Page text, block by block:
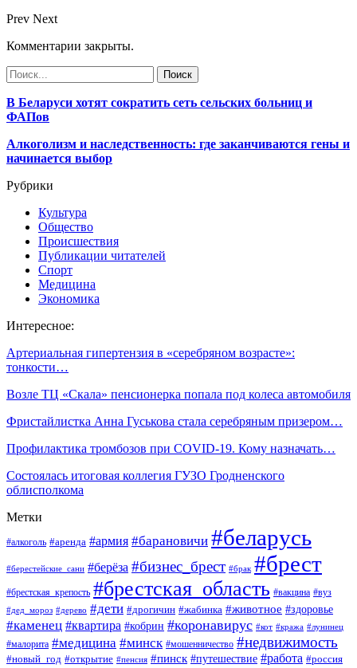
Prev Next
Комментарии закрыты.
В Беларуси хотят сократить сеть сельских больниц и
ФАПов
Алкоголизм и наследственность: где заканчиваются гены и
начинается выбор
Рубрики
Культура
Общество
Происшествия
Публикации читателей
Спорт
Медицина
Экономика
Интересное:
Артериальная гипертензия в «серебряном возрасте»:
тонкости…
Возле ТЦ «Скала» пенсионерка попала под колеса автомобиля
Фристайлистка Анна Гуськова стала серебряным призером…
Профилактика тромбозов при COVID-19. Кому назначать…
Состоялась итоговая коллегия ГУЗО Гродненского
облисполкома
Метки
#алкоголь #аренда #армия #барановичи #беларусь
#берестейские_сани #берёза #бизнес_брест #брак #брест
#брестская_крепость #брестская_область #вакцина #вуз
#дед_мороз #дерево #дети #дрогичин #жабинка #животное #здоровье
#каменец #квартира #кобрин #коронавирус #кот #кража #лунинец
#малорита #медицина #минск #мошенничество #недвижимость
#новый_год #открытие #пенсия #пинск #путешествие #работа #россия